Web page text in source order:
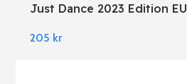
Just Dance 2023 Edition EU
205 kr